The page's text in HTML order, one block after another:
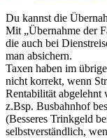
Du kannst die
Mit „Übernahme der
die auch bei
man absichern.
Taxen haben im
nicht korrekt, wenn
Rentabilität abgelehnt
z.Bsp. Busbahnhof
(Besseres Trinkgeld
selbstverständlich,